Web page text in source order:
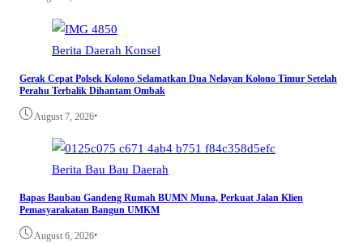
Berita Daerah Konsel
Gerak Cepat Polsek Kolono Selamatkan Dua Nelayan Kolono Timur Setelah
Perahu Terbalik Dihantam Ombak
August 7, 2026•
Berita Bau Bau Daerah
Bapas Baubau Gandeng Rumah BUMN Muna, Perkuat Jalan Klien
Pemasyarakatan Bangun UMKM
August 6, 2026•